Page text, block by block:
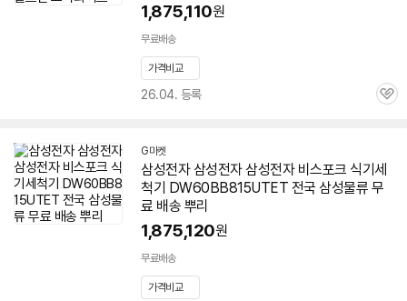
1,875,110원
무료배송
가격비교
26.04. 등록
관
G마켓
삼성전자 삼성전자 삼성전자 비스포크 식기세
척기 DW60BB815UTET 전국 삼성물류 무
료 배송 뿌리
1,875,120원
무료배송
가격비교